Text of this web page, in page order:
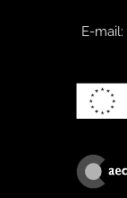
E-mail: